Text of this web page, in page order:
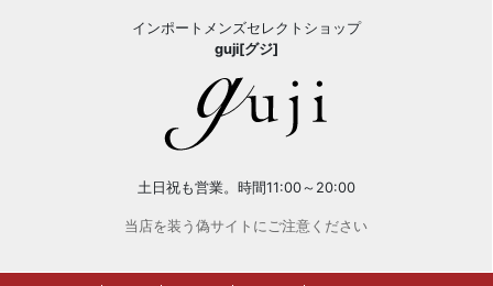
インポートメンズセレクトショップ
guji[グジ]
土日祝も営業。時間11:00～20:00
当店を装う偽サイトにご注意ください